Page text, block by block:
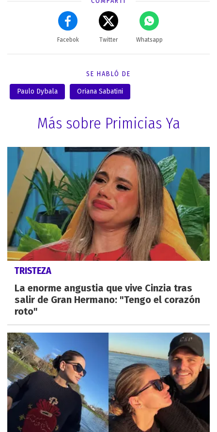
Facebok Twitter Whatsapp
SE HABLÓ DE
Paulo Dybala Oriana Sabatini
Más sobre Primicias Ya
TRISTEZA
La enorme angustia que vive Cinzia tras
salir de Gran Hermano: "Tengo el corazón
roto"